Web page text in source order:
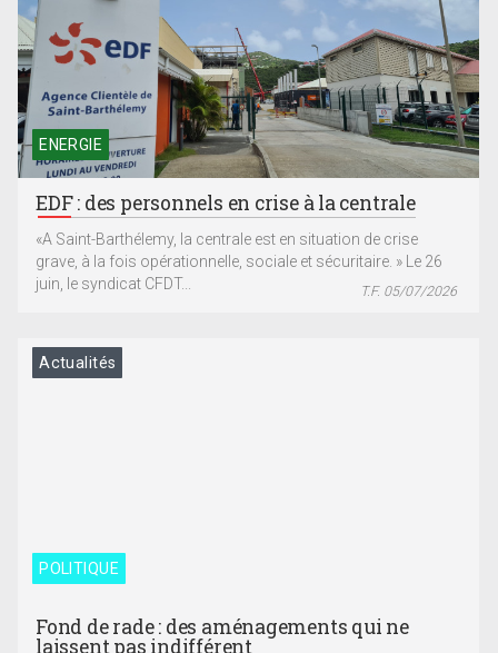
ENERGIE
EDF : des personnels en crise à la centrale
«A Saint-Barthélemy, la centrale est en situation de crise
grave, à la fois opérationnelle, sociale et sécuritaire. » Le 26
juin, le syndicat CFDT...
T.F. 05/07/2026
POLITIQUE
Actualités
Fond de rade : des aménagements qui ne
laissent pas indifférent